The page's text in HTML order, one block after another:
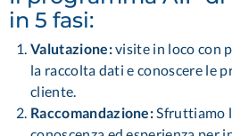
in 5 fasi:
Valutazione:visite in loco con
la raccolta dati e conoscere le
cliente.
Raccomandazione:Sfruttiamo